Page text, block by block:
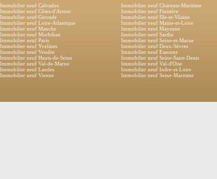
Immobilier neuf Calvados
Immobilier neuf Charente-Maritime
Immobilier neuf Côtes-d'Armor
Immobilier neuf Finistère
Immobilier neuf Gironde
Immobilier neuf Ille-et-Vilaine
Immobilier neuf Loire-Atlantique
Immobilier neuf Maine-et-Loire
Immobilier neuf Manche
Immobilier neuf Mayenne
Immobilier neuf Morbihan
Immobilier neuf Sarthe
Immobilier neuf Paris
Immobilier neuf Seine-et-Marne
Immobilier neuf Yvelines
Immobilier neuf Deux-Sèvres
Immobilier neuf Vendée
Immobilier neuf Essonne
Immobilier neuf Hauts-de-Seine
Immobilier neuf Seine-Saint-Denis
Immobilier neuf Val-de-Marne
Immobilier neuf Val-d'Oise
Immobilier neuf Landes
Immobilier neuf Indre-et-Loire
Immobilier neuf Vienne
Immobilier neuf Seine-Maritime